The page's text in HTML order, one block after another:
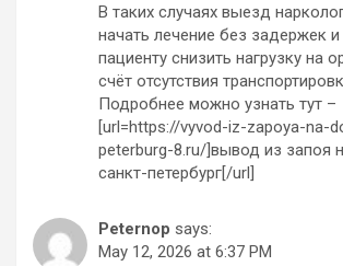
В таких случаях выезд
начать лечение без задержек
пациенту снизить нагрузку на
счёт отсутствия
Подробнее можно узнать тут –
[url=https://vyvod-iz-zapoya-na-
peterburg-8.ru/]вывод из запоя
санкт-петербург[/url]
Peternop says:
May 12, 2026 at 6:37 PM